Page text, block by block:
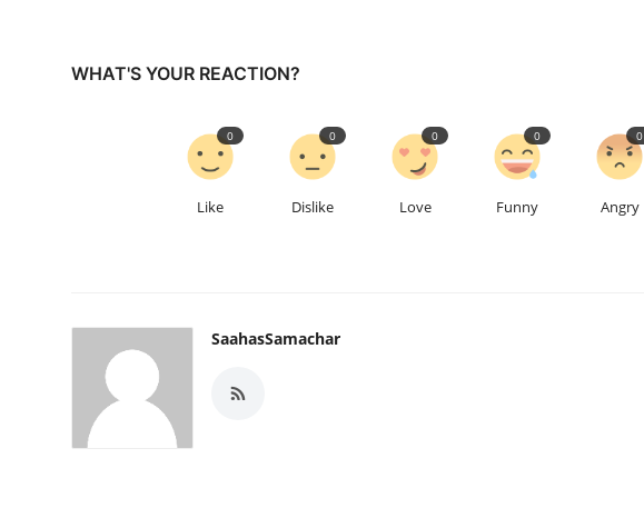
WHAT'S YOUR REACTION?
Like
0
Dislike
0
Love
0
Funny
0
Angry
0
SaahasSamachar